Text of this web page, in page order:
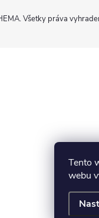
Tento
webu
. Všetky práva